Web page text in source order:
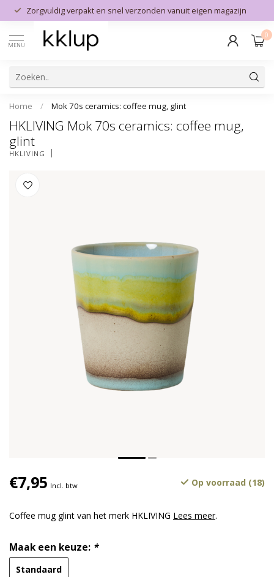
Zorgvuldig verpakt en snel verzonden vanuit eigen magazijn
MENU
0
Home / Mok 70s ceramics: coffee mug, glint
HKLIVING Mok 70s ceramics: coffee mug,
glint
HKLIVING
€7,95 Incl. btw Op voorraad (18)
Coffee mug glint van het merk HKLIVING Lees meer.
Maak een keuze: *
Standaard